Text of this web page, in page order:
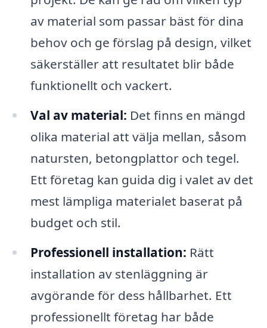
av material som passar bäst för dina
behov och ge förslag på design, vilket
säkerställer att resultatet blir både
funktionellt och vackert.
Val av material: Det finns en mängd
olika material att välja mellan, såsom
natursten, betongplattor och tegel.
Ett företag kan guida dig i valet av det
mest lämpliga materialet baserat på
budget och stil.
Professionell installation: Rätt
installation av stenläggning är
avgörande för dess hållbarhet. Ett
professionellt företag har både